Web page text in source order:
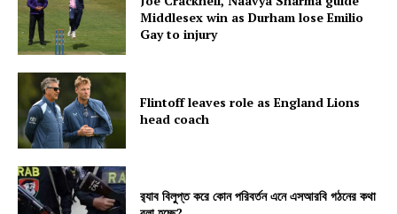
Middlesex win as Durham lose Emilio
Gay to injury
Flintoff leaves role as England Lions
head coach
র‍্যাব বিলুপ্ত করে কোন পরিবর্তন এনে এসআরবি গঠনের কথা